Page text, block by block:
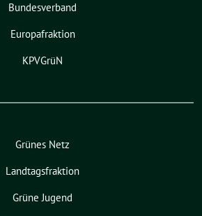
Bundesverband
Europafraktion
KPVGrüN
Grünes Netz
Landtagsfraktion
Grüne Jugend